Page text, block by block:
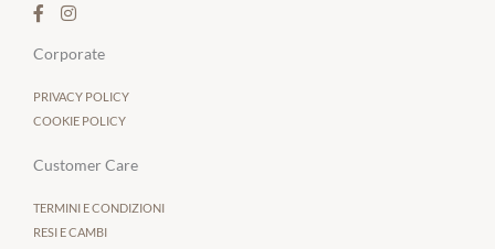
Corporate
PRIVACY POLICY
COOKIE POLICY
Customer Care
TERMINI E CONDIZIONI
RESI E CAMBI